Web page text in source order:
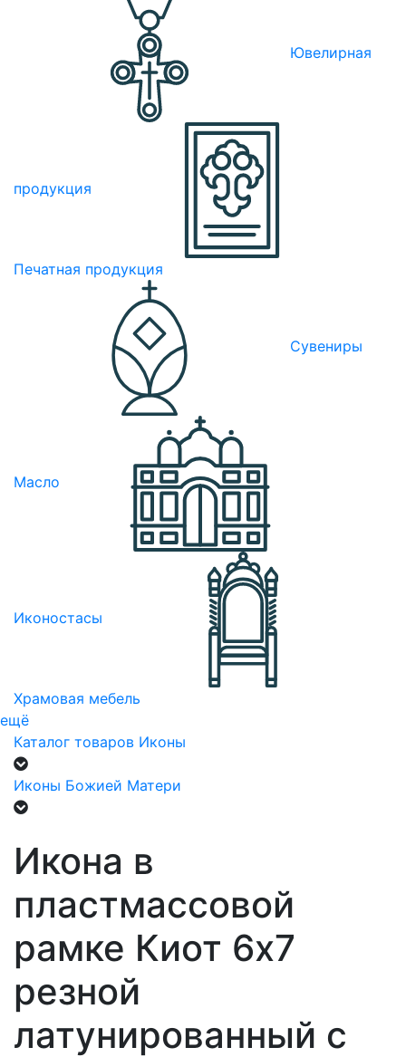
Ювелирная
продукция
Печатная продукция
Сувениры
Масло
Иконостасы
Храмовая мебель
ещё
Каталог товаров Иконы
Иконы Божией Матери
Икона в
пластмассовой
рамке Киот 6х7
резной
латунированный с